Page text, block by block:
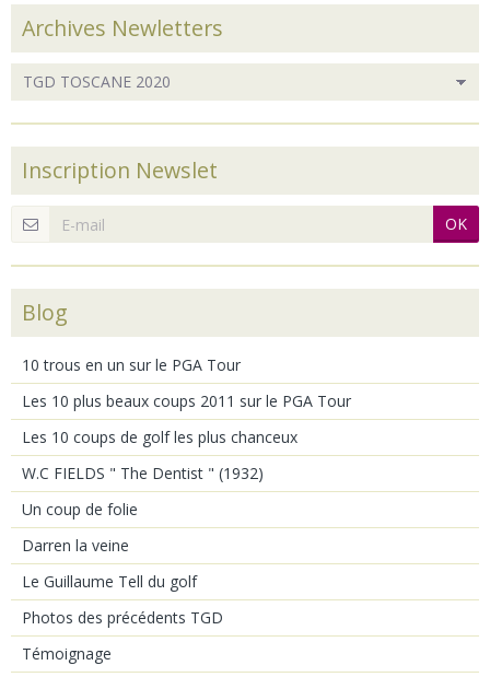
Archives Newletters
Inscription Newslet
OK
Blog
10 trous en un sur le PGA Tour
Les 10 plus beaux coups 2011 sur le PGA Tour
Les 10 coups de golf les plus chanceux
W.C FIELDS " The Dentist " (1932)
Un coup de folie
Darren la veine
Le Guillaume Tell du golf
Photos des précédents TGD
Témoignage